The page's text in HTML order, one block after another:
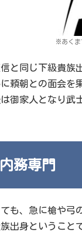
※あくま
と同じ下級貴
頼朝との面会
御家人となり武
務専門
も、急に槍や
出身というこ